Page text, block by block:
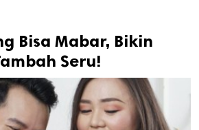
Bisa Mabar, Bikin
Seru!